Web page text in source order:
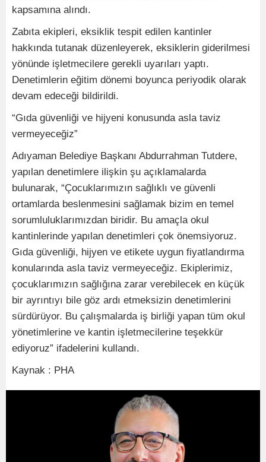
kapsamına alındı.
Zabıta ekipleri, eksiklik tespit edilen kantinler
hakkında tutanak düzenleyerek, eksiklerin giderilmesi
yönünde işletmecilere gerekli uyarıları yaptı.
Denetimlerin eğitim dönemi boyunca periyodik olarak
devam edeceği bildirildi.
“Gıda güvenliği ve hijyeni konusunda asla taviz
vermeyeceğiz”
Adıyaman Belediye Başkanı Abdurrahman Tutdere,
yapılan denetimlere ilişkin şu açıklamalarda
bulunarak, “Çocuklarımızın sağlıklı ve güvenli
ortamlarda beslenmesini sağlamak bizim en temel
sorumluluklarımızdan biridir. Bu amaçla okul
kantinlerinde yapılan denetimleri çok önemsiyoruz.
Gıda güvenliği, hijyen ve etikete uygun fiyatlandırma
konularında asla taviz vermeyeceğiz. Ekiplerimiz,
çocuklarımızın sağlığına zarar verebilecek en küçük
bir ayrıntıyı bile göz ardı etmeksizin denetimlerini
sürdürüyor. Bu çalışmalarda iş birliği yapan tüm okul
yönetimlerine ve kantin işletmecilerine teşekkür
ediyoruz” ifadelerini kullandı.
Kaynak : PHA